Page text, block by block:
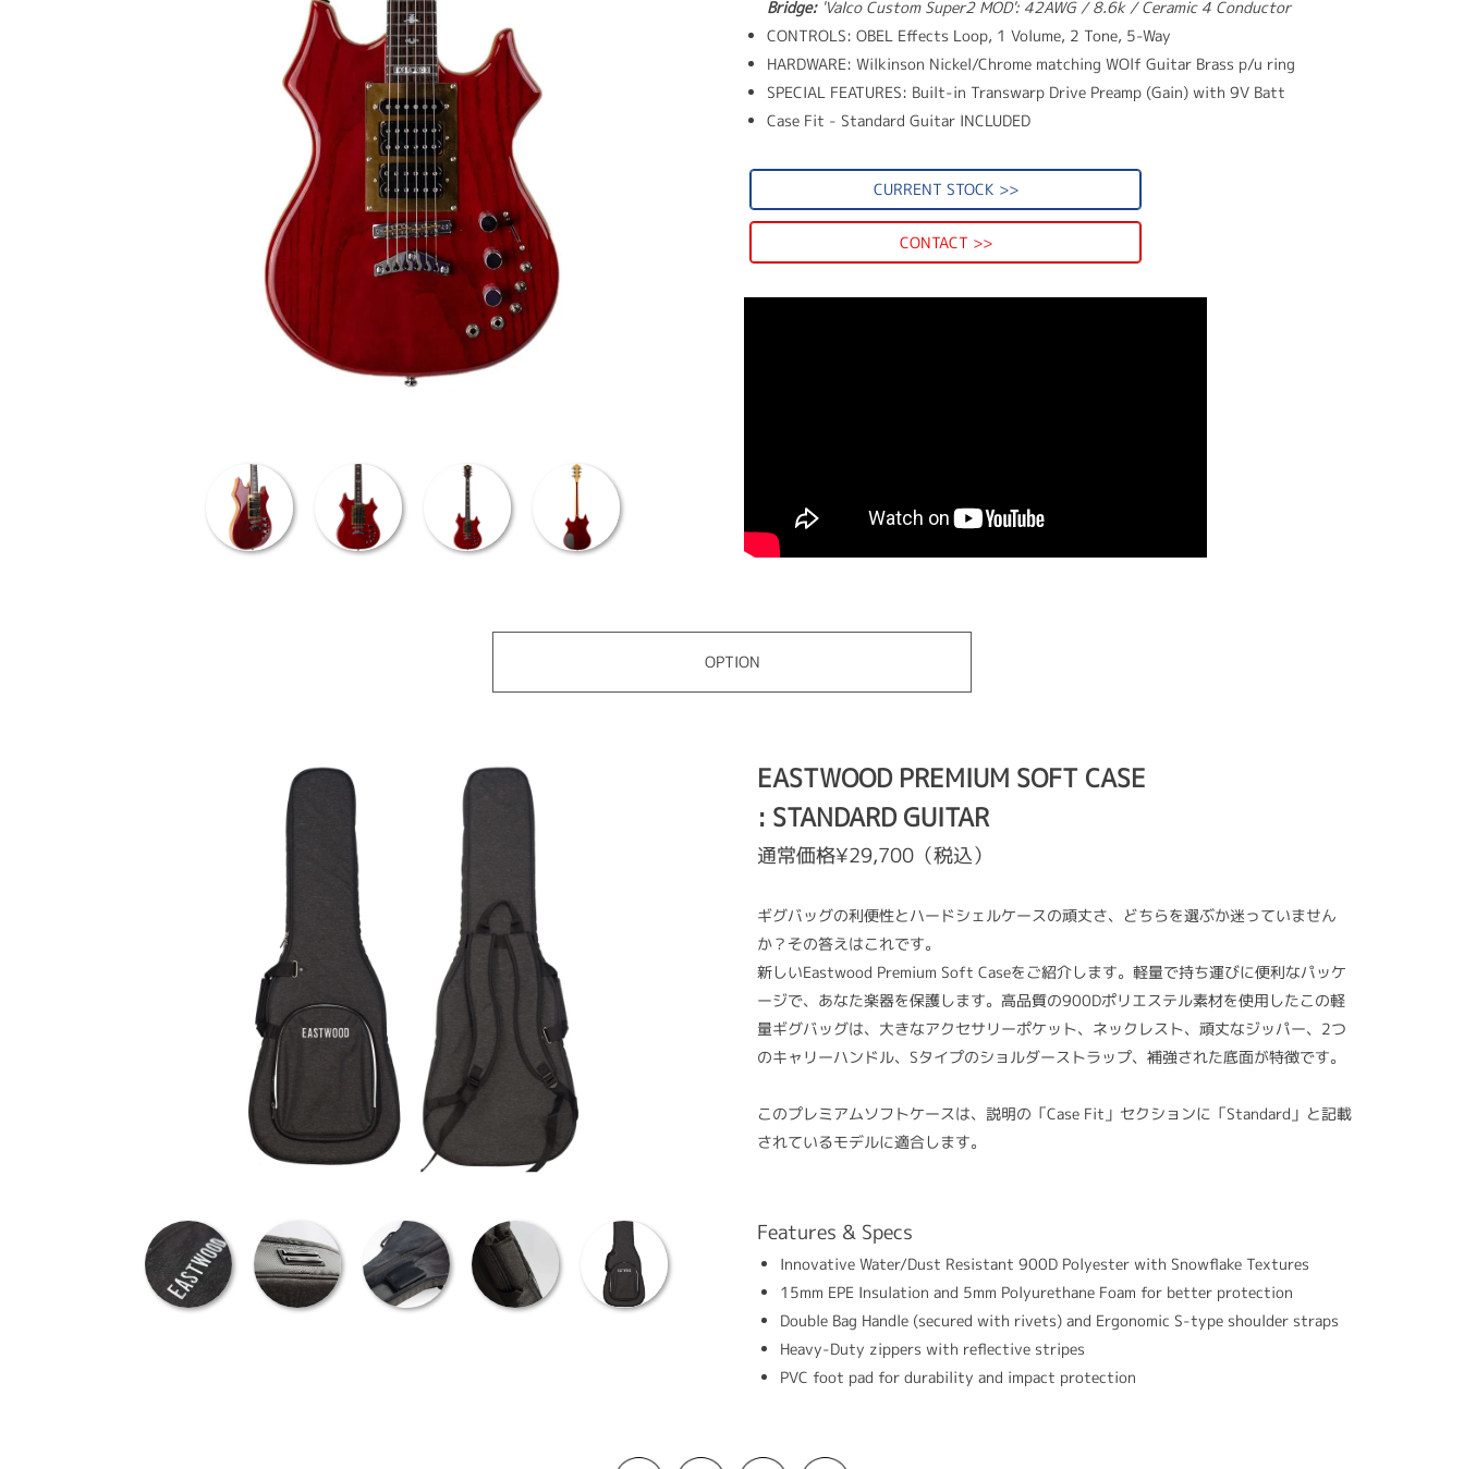
Bridge: 'Valco Custom Super2 MOD': 42AWG / 8.6k / Ceramic 4 Conductor
CONTROLS: OBEL Effects Loop, 1 Volume, 2 Tone, 5-Way
HARDWARE: Wilkinson Nickel/Chrome matching WOlf Guitar Brass p/u ring
SPECIAL FEATURES: Built-in Transwarp Drive Preamp (Gain) with 9V Batt
Case Fit - Standard Guitar INCLUDED
CURRENT STOCK >>
CONTACT >>
OPTION
EASTWOOD PREMIUM SOFT CASE
: STANDARD GUITAR
通常価格¥29,700（税込）
ギグバッグの利便性とハードシェルケースの頑丈さ、どちらを選ぶか迷っていません
か？その答えはこれです。
新しいEastwood Premium Soft Caseをご紹介します。軽量で持ち運びに便利なパッケ
ージで、あなた楽器を保護します。高品質の900Dポリエステル素材を使用したこの軽
量ギグバッグは、大きなアクセサリーポケット、ネックレスト、頑丈なジッパー、2つ
のキャリーハンドル、Sタイプのショルダーストラップ、補強された底面が特徴です。
このプレミアムソフトケースは、説明の「Case Fit」セクションに「Standard」と記載
されているモデルに適合します。
Features & Specs
Innovative Water/Dust Resistant 900D Polyester with Snowflake Textures
15mm EPE Insulation and 5mm Polyurethane Foam for better protection
Double Bag Handle (secured with rivets) and Ergonomic S-type shoulder straps
Heavy-Duty zippers with reflective stripes
PVC foot pad for durability and impact protection